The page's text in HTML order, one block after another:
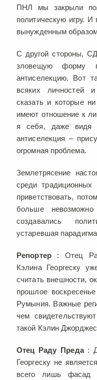
ПНЛ мы закрыли
политическую игру.
вынужденным
С другой стороны,
зловещую форму
антиселекцию. Вот
всяких личностей
сказать и которые
имеют отношение к
я себя, даже видя
антиселекция –
огромная проблема.
Землетрясение
среди
приветствовать,
больше
создавались
устаревшая
Репортер: Отец
Кэлина Георгеску
считать внешности,
прошлое
Румыния. Важные
чем
такой Кэлин
Отец Раду Преда:
Георгеску не
всего лишь фасад